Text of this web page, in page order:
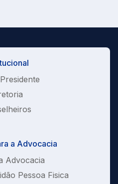
a Advocacia
Advocacia
Pessoa Fisica